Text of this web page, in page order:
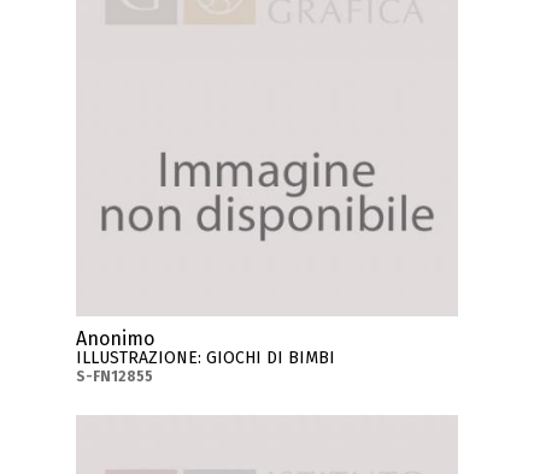
Anonimo
ILLUSTRAZIONE: GIOCHI DI BIMBI
S-FN12855